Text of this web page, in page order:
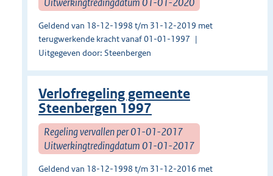
Geldend van 18-12-1998 t/m 31-12-2019 met
terugwerkende kracht vanaf 01-01-1997
Uitgegeven door: Steenbergen
Verlofregeling gemeente
Steenbergen 1997
Regeling vervallen per 01-01-2017
Uitwerkingtredingdatum 01-01-2017
Geldend van 18-12-1998 t/m 31-12-2016 met